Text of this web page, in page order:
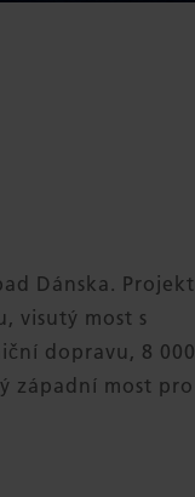
Dánska. Projekt
visutý most s
dopravu, 8 000
západní most pro